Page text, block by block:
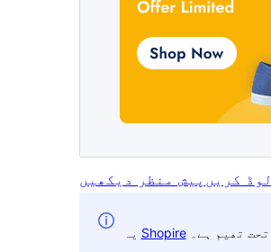
پیش منظر دیکھیں کریں
Shopire تھیم ہے۔